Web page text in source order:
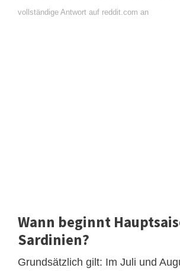
vollständige Antwort auf reddit.com an
Wann beginnt
Sardinien?
Grundsätzlich gilt: Im Juli und